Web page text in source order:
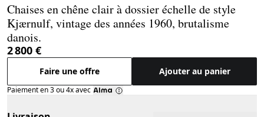
Chaises en chêne clair à dossier échelle de style
Kjærnulf, vintage des années 1960, brutalisme
danois.
2 800 €
Faire une offre Ajouter au panier
Paiement en 3 ou 4x avec